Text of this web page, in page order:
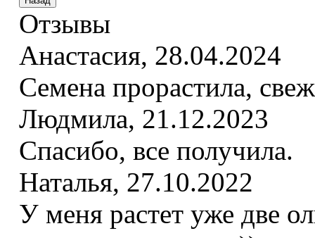
Отзывы
Анастасия, 28.04.2024
Семена прорастила,
Людмила, 21.12.2023
Спасибо, все получила.
Наталья, 27.10.2022
У меня растет уже две